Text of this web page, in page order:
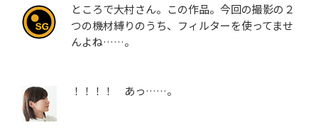
ところで大村さん。この作品。今回の撮影の２
つの機材縛りのうち、フィルターを使ってませ
んよね……。
！！！！ あっ……。